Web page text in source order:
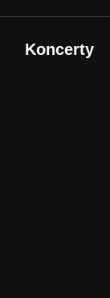
Koncerty